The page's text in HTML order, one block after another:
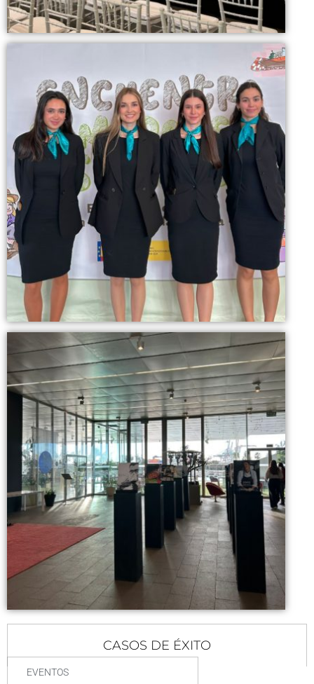
CASOS DE ÉXITO
EVENTOS